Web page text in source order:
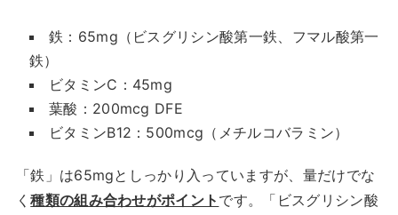
鉄：65mg（ビスグリシン酸第一鉄、フマル酸第一
鉄）
ビタミンC：45mg
葉酸：200mcg DFE
ビタミンB12：500mcg（メチルコバラミン）
「鉄」は65mgとしっかり入っていますが、量だけでな
く種類の組み合わせがポイント です。「ビスグリシン酸